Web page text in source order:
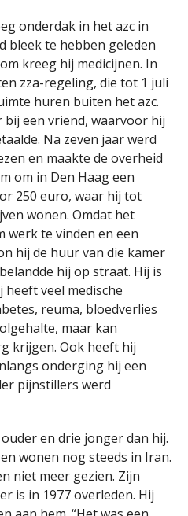
onderdak in het azc in
bleek te hebben geleden
kreeg hij medicijnen. In
zza-regeling, die tot 1 juli
huren buiten het azc.
een vriend, waarvoor hij
Na zeven jaar werd
en maakte de overheid
om in Den Haag een
250 euro, waar hij tot
wonen. Omdat het
werk te vinden en een
hij de huur van die kamer
hij op straat. Hij is
veel medische
reuma, bloedverlies
maar kan
krijgen. Ook heeft hij
onderging hij een
pijnstillers werd
en drie jonger dan hij.
wonen nog steeds in Iran.
niet meer gezien. Zijn
is in 1977 overleden. Hij